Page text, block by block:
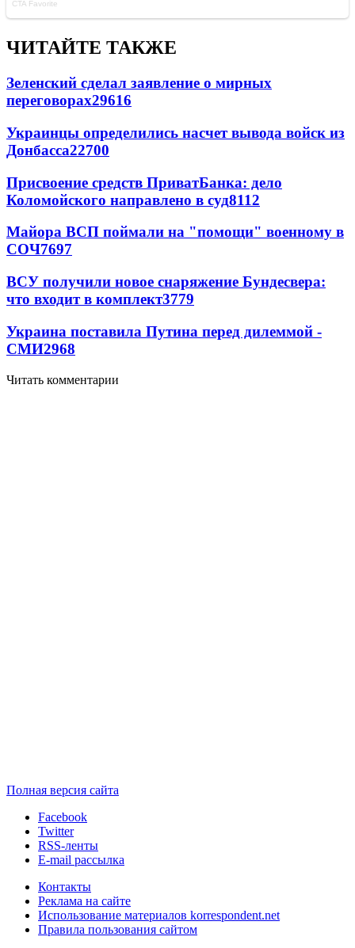
ЧИТАЙТЕ ТАКЖЕ
Зеленский сделал заявление о мирных
переговорах29616
Украинцы определились насчет вывода войск из
Донбасса22700
Присвоение средств ПриватБанка: дело
Коломойского направлено в суд8112
Майора ВСП поймали на "помощи" военному в
СОЧ7697
ВСУ получили новое снаряжение Бундесвера:
что входит в комплект3779
Украина поставила Путина перед дилеммой -
СМИ2968
Читать комментарии
Полная версия сайта
Facebook
Twitter
RSS-ленты
E-mail рассылка
Контакты
Реклама на сайте
Использование материалов korrespondent.net
Правила пользования сайтом